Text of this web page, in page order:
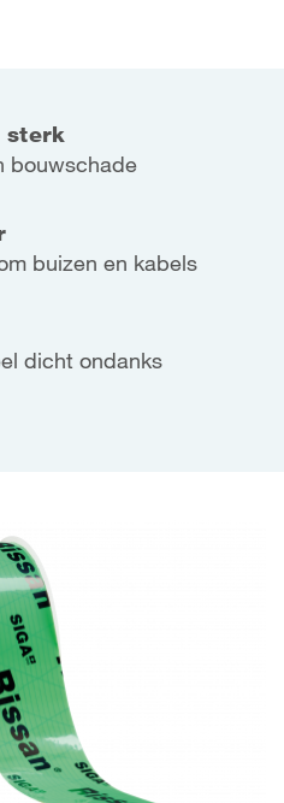
sterk
bouwschade
buizen en kabels
dicht ondanks